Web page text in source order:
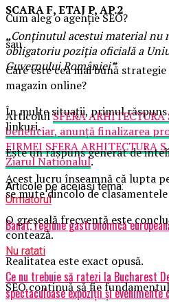
SCARA F, ETAJ P, AP.2
„Conţinutul acestui material nu
obligatoriu poziţia oficială a
Guvernului României”
ArticolulSFERA
beneficiar, anunță finalizarea
FIRMEI SFERA ARHITECTURA
Ziarul Nationalul.
Articole pe aceiasi tema:
Urmatorul
Banat, regiune gastronomică
Nu ratati
Ce nu trebuie să ratezi la Bucharest
spectaculoase expoziții și
Cum aleg o agenție SEO?
sau
Care este cea mai bună
magazin online?
În multe situații, primul răspuns
linkuri.
Este un răspuns generat de
Acest lucru înseamnă că lupta
se mute dincolo de
O greșeală frecventă este
contează.
Realitatea este exact opusă.
SEO continuă să fie